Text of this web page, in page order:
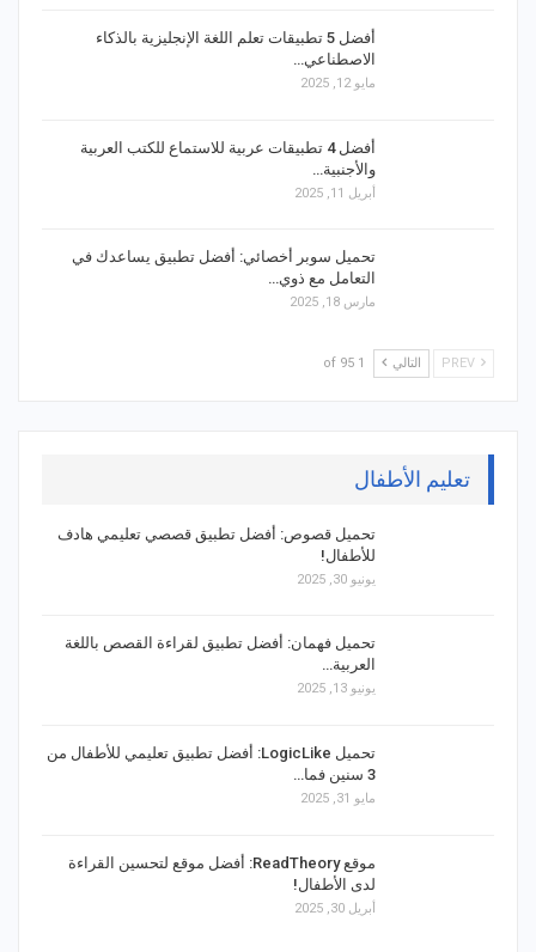
أفضل 5 تطبيقات تعلم اللغة الإنجليزية بالذكاء
الاصطناعي…
مايو 12, 2025
أفضل 4 تطبيقات عربية للاستماع للكتب العربية
والأجنبية…
أبريل 11, 2025
تحميل سوبر أخصائي: أفضل تطبيق يساعدك في
التعامل مع ذوي…
مارس 18, 2025
التالي 1 of 95
تعليم الأطفال
تحميل قصوص: أفضل تطبيق قصصي تعليمي هادف
للأطفال!
يونيو 30, 2025
تحميل فهمان: أفضل تطبيق لقراءة القصص باللغة
العربية…
يونيو 13, 2025
تحميل LogicLike: أفضل تطبيق تعليمي للأطفال من
3 سنين فما…
مايو 31, 2025
موقع ReadTheory: أفضل موقع لتحسين القراءة
لدى الأطفال!
أبريل 30, 2025